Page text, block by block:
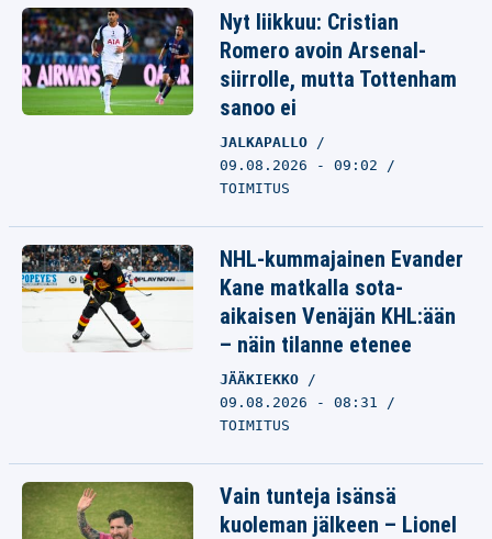
Nyt liikkuu: Cristian
Romero avoin Arsenal-
siirrolle, mutta Tottenham
sanoo ei
JALKAPALLO
09.08.2026 - 09:02
TOIMITUS
NHL-kummajainen Evander
Kane matkalla sota-
aikaisen Venäjän KHL:ään
– näin tilanne etenee
JÄÄKIEKKO
09.08.2026 - 08:31
TOIMITUS
Vain tunteja isänsä
kuoleman jälkeen – Lionel